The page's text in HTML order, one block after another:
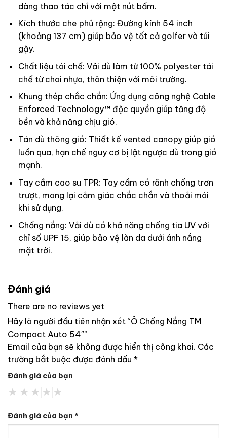
dàng thao tác chỉ với một nút bấm.
Kích thước che phủ rộng: Đường kính 54 inch
(khoảng 137 cm) giúp bảo vệ tốt cả golfer và túi
gậy.
Chất liệu tái chế: Vải dù làm từ 100% polyester tái
chế từ chai nhựa, thân thiện với môi trường.
Khung thép chắc chắn: Ứng dụng công nghệ Cable
Enforced Technology™ độc quyền giúp tăng độ
bền và khả năng chịu gió.
Tán dù thông gió: Thiết kế vented canopy giúp gió
luồn qua, hạn chế nguy cơ bị lật ngược dù trong gió
mạnh.
Tay cầm cao su TPR: Tay cầm có rãnh chống trơn
trượt, mang lại cảm giác chắc chắn và thoải mái
khi sử dụng.
Chống nắng: Vải dù có khả năng chống tia UV với
chỉ số UPF 15, giúp bảo vệ làn da dưới ánh nắng
mặt trời.
Đánh giá
There are no reviews yet
Hãy là người đầu tiên nhận xét “Ô Chống Nắng TM
Compact Auto 54″”
Email của bạn sẽ không được hiển thị công khai. Các
trường bắt buộc được đánh dấu *
Đánh giá của bạn
Đánh giá của bạn *